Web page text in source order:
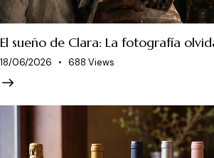
El sueño de Clara: La fotografía
18/06/2026 688 Views